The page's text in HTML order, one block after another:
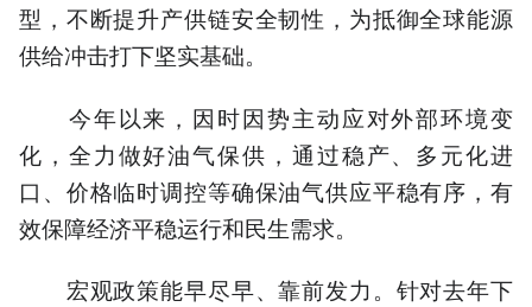
型，不断提升产供链安全韧性，为抵御全球能源
供给冲击打下坚实基础。
今年以来，因时因势主动应对外部环境变
化，全力做好油气保供，通过稳产、多元化进
口、价格临时调控等确保油气供应平稳有序，有
效保障经济平稳运行和民生需求。
宏观政策能早尽早、靠前发力。针对去年下